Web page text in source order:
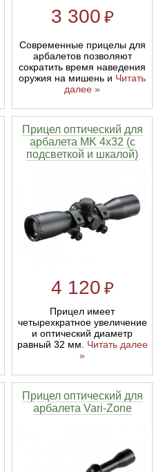
3 300 ₽
Современные прицелы для
арбалетов позволяют
сократить время наведения
оружия на мишень и Читать
далее »
Прицел оптический для
арбалета MK 4x32 (с
подсветкой и шкалой)
4 120 ₽
Прицел имеет
четырехкратное увеличение
и оптический диаметр
равный 32 мм. Читать далее
»
Прицел оптический для
арбалета Vari-Zone